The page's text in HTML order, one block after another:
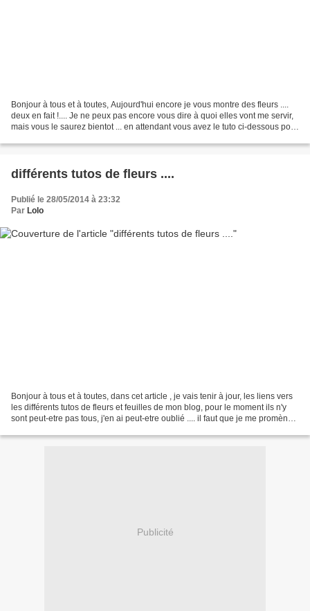
Bonjour à tous et à toutes, Aujourd'hui encore je vous montre des fleurs ....
deux en fait !.... Je ne peux pas encore vous dire à quoi elles vont me servir,
mais vous le saurez bientot ... en attendant vous avez le tuto ci-dessous pour
différents tutos de fleurs ....
Publié le 28/05/2014 à 23:32
Par Lolo
Bonjour à tous et à toutes, dans cet article , je vais tenir à jour, les liens vers
les différents tutos de fleurs et feuilles de mon blog, pour le moment ils n'y
sont peut-etre pas tous, j'en ai peut-etre oublié .... il faut que je me promène
Publicité